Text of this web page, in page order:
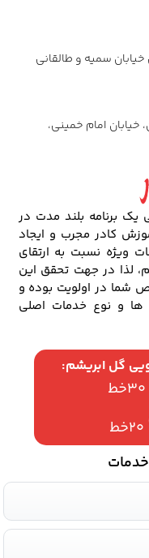
خیابان سمیه و طالقانی
خیابان امام خمینی،
یک برنامه بلند مدت در
کادر مجرب و ایجاد
ویژه نسبت به ارتقای
لذا در جهت تحقق این
شما در اولویت بوده و
و نوع خدمات اصلی
گل ابریشم:
۳۰خط
۲۰خط